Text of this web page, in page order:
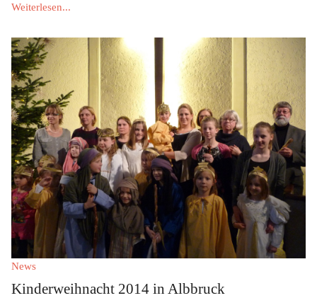
Weiterlesen...
News
Kinderweihnacht 2014 in Albbruck